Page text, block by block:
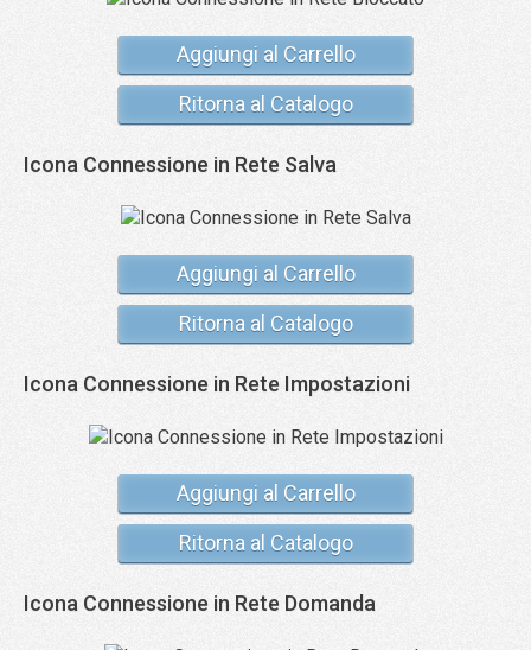
Aggiungi al Carrello
Ritorna al Catalogo
Icona Connessione in Rete Salva
Aggiungi al Carrello
Ritorna al Catalogo
Icona Connessione in Rete Impostazioni
Aggiungi al Carrello
Ritorna al Catalogo
Icona Connessione in Rete Domanda